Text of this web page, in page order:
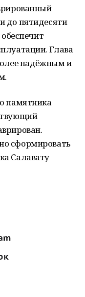
до пятидесяти
Глава
надёжным и
памятника
сформировать
Салавату